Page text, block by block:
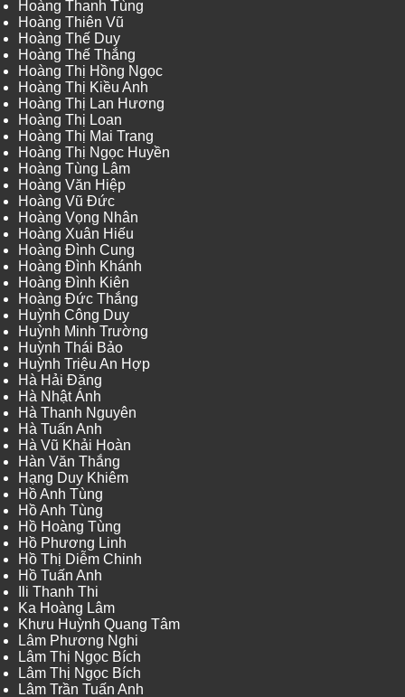
Hoàng Thanh Tùng
Hoàng Thiên Vũ
Hoàng Thế Duy
Hoàng Thế Thắng
Hoàng Thị Hồng Ngọc
Hoàng Thị Kiều Anh
Hoàng Thị Lan Hương
Hoàng Thị Loan
Hoàng Thị Mai Trang
Hoàng Thị Ngọc Huyền
Hoàng Tùng Lâm
Hoàng Văn Hiệp
Hoàng Vũ Đức
Hoàng Vọng Nhân
Hoàng Xuân Hiếu
Hoàng Đình Cung
Hoàng Đình Khánh
Hoàng Đình Kiên
Hoàng Đức Thắng
Huỳnh Công Duy
Huỳnh Minh Trường
Huỳnh Thái Bảo
Huỳnh Triệu An Hợp
Hà Hải Đăng
Hà Nhật Ánh
Hà Thanh Nguyên
Hà Tuấn Anh
Hà Vũ Khải Hoàn
Hàn Văn Thắng
Hạng Duy Khiêm
Hồ Anh Tùng
Hồ Anh Tùng
Hồ Hoàng Tùng
Hồ Phương Linh
Hồ Thị Diễm Chinh
Hồ Tuấn Anh
Ili Thanh Thi
Ka Hoàng Lâm
Khưu Huỳnh Quang Tâm
Lâm Phương Nghi
Lâm Thị Ngọc Bích
Lâm Thị Ngọc Bích
Lâm Trần Tuấn Anh